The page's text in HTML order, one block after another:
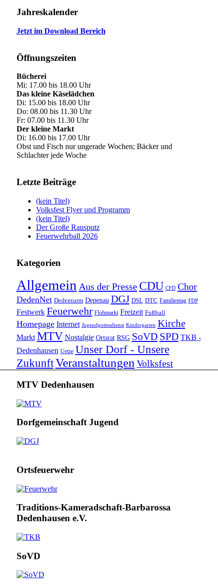
Jahreskalender
Jetzt im Download Bereich
Öffnungszeiten
Bücherei
Mi: 17.00 bis 18.00 Uhr
Das kleine Käselädchen
Di: 15.00 bis 18.00 Uhr
Do: 08.00 bis 11.30 Uhr
Fr: 07.00 bis 11.30 Uhr
Der kleine Markt
Di: 16.00 bis 17.00 Uhr
Obst und Fisch nur ungerade Wochen; Bäcker und
Schlachter jede Woche
Letzte Beiträge
(kein Titel)
Volksfest Flyer und Programm
(kein Titel)
Der Große Rausputz
Feuerwehrball 2026
Kategorien
Allgemein Aus der Presse CDU CFD Chor
DedenNet Dedenturm Depenau DGJ DSL DTC Familientag FDP
Festwerk Feuerwehr Flohmarkt Freizeit Fußball
Homepage Internet Jugendgottesdienst Kindergarten Kirche
Markt MTV Nostalgie Ortsrat RSG SoVD SPD TKB -
Dedenhausen Uetze Unser Dorf - Unsere
ZukunftVeranstaltungen Volksfest
MTV Dedenhausen
Dorfgemeinschaft Jugend
Ortsfeuerwehr
Traditions-Kameradschaft-Barbarossa
Dedenhausen e.V.
SoVD